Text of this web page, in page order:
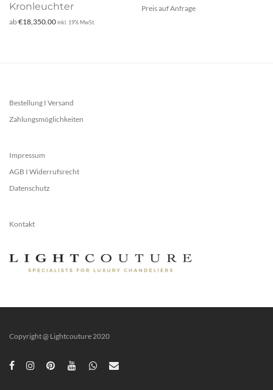
Kronleuchter
ab€18,350.00inkl. 19% MwSt.
Preis auf Anfrage
Bestellung I Versand
Zahlungsmöglichkeiten
Impressum
AGB I Widerrufsrecht
Datenschutz
Kontakt
Copyright @ Lightcouture 2020